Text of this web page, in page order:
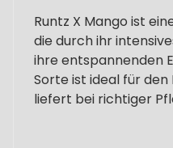
Runtz X Mango ist
die durch ihr
ihre entspannenden
Sorte ist ideal für
liefert bei richtiger